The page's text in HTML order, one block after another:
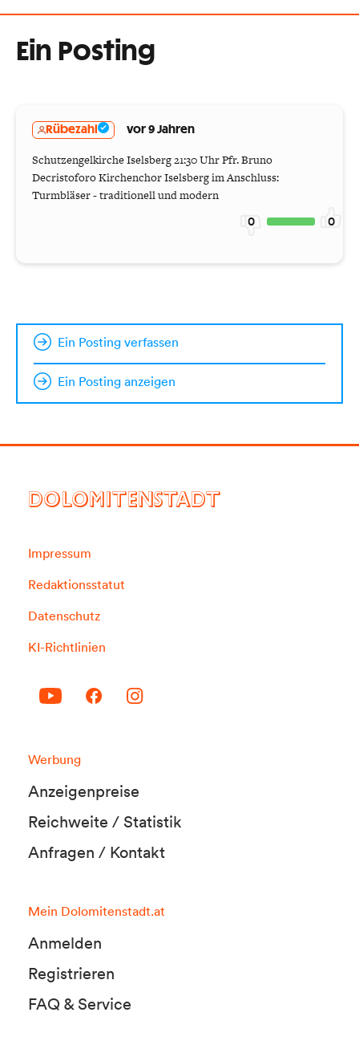
Ein Posting
Rübezahl vor 9 Jahren
Schutzengelkirche Iselsberg 21:30 Uhr Pfr. Bruno
Decristoforo Kirchenchor Iselsberg im Anschluss:
Turmbläser - traditionell und modern
0 0
Ein Posting verfassen
Ein Posting anzeigen
DOLOMITENSTADT
Impressum
Redaktionsstatut
Datenschutz
KI-Richtlinien
Werbung
Anzeigenpreise
Reichweite / Statistik
Anfragen / Kontakt
Mein Dolomitenstadt.at
Anmelden
Registrieren
FAQ & Service